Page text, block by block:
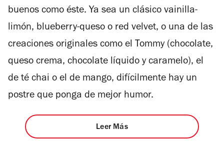
buenos como éste. Ya sea un clásico vainilla-
limón, blueberry-queso o red velvet, o una de las
creaciones originales como el Tommy (chocolate,
queso crema, chocolate líquido y caramelo), el
de té chai o el de mango, difícilmente hay un
postre que ponga de mejor humor.
Leer Más